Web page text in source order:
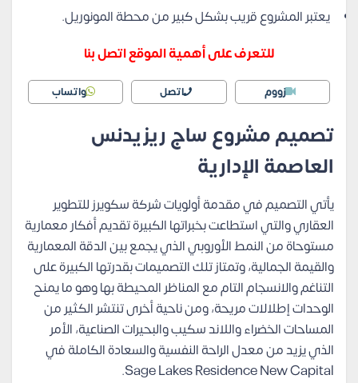
يعتبر المشروع قريب بشكل كبير من محطة المونوريل.
للتعرف على أهمية الموقع اتصل بنا
زووم اتصل واتساب
تصميم مشروع ساج ريزيدنس
العاصمة الإدارية
يأتي التصميم في مقدمة أولويات شركة سكويرز للتطوير
العقاري والتي استطاعت بخبراتها الكبيرة تقديم أفكار معمارية
مستوحاة من النمط الأوروبي الذي يجمع بين الدقة المعمارية
والقيمة الجمالية، وتمتاز تلك التصميمات بقدرتها الكبيرة على
التناغم والانسجام التام مع المناظر المحيطة بها وهو ما يمنح
الوحدات إطلالات مريحة، ومن ناحية أخرى تنتشر الكثير من
المساحات الخضراء واللاند سكيب والبحيرات الصناعية، الأمر
الذي يزيد من معدل الراحة النفسية والسعادة الكاملة في
Sage Lakes Residence New Capital.